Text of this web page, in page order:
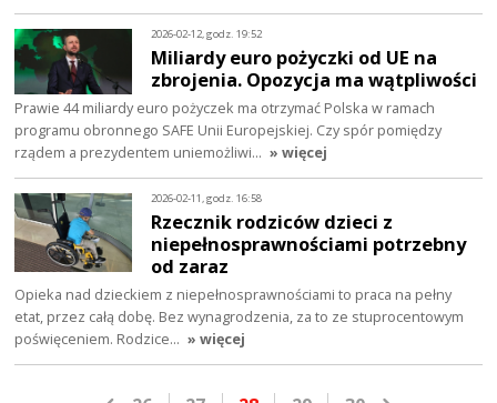
2026-02-12, godz. 19:52
Miliardy euro pożyczki od UE na
zbrojenia. Opozycja ma wątpliwości
Prawie 44 miliardy euro pożyczek ma otrzymać Polska w ramach
programu obronnego SAFE Unii Europejskiej. Czy spór pomiędzy
rządem a prezydentem uniemożliwi… » więcej
2026-02-11, godz. 16:58
Rzecznik rodziców dzieci z
niepełnosprawnościami potrzebny
od zaraz
Opieka nad dzieckiem z niepełnosprawnościami to praca na pełny
etat, przez całą dobę. Bez wynagrodzenia, za to ze stuprocentowym
poświęceniem. Rodzice… » więcej